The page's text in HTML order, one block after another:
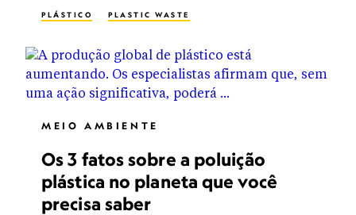
PLÁSTICO PLASTIC WASTE
MEIO AMBIENTE
Os 3 fatos sobre a poluição
plástica no planeta que você
precisa saber